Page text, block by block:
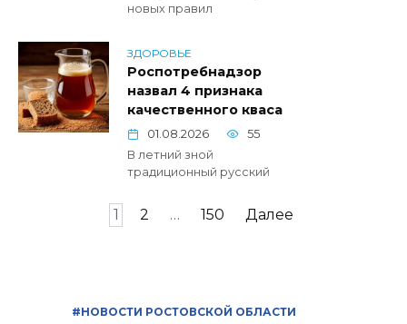
новых правил
ЗДОРОВЬЕ
Роспотребнадзор
назвал 4 признака
качественного кваса
01.08.2026
55
В летний зной
традиционный русский
1 2 … 150 Далее
#НОВОСТИ РОСТОВСКОЙ ОБЛАСТИ